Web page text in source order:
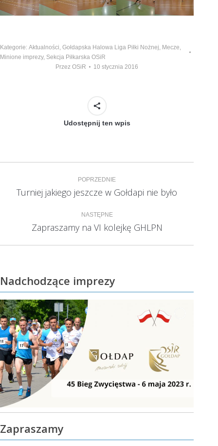
Kategorie: Aktualności Gołdapska Halowa Liga Piłki Nożnej Mecze
Minione imprezy, Sekcja Piłkarska OSiR
Przez OSiR 10 stycznia 2016
Udostępnij ten wpis
Nawigacja
wpisów
POPRZEDNIE
Poprzedni
Turniej jakiego jeszcze w Gołdapi nie było
NASTĘPNE
Następny
Zapraszamy na VI kolejkę GHLPN
Nadchodzące imprezy
Zapraszamy